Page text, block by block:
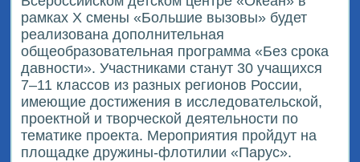
рамках X смены «Большие вызовы» будет
реализована дополнительная
общеобразовательная программа «Без срока
давности». Участниками станут 30 учащихся
7–11 классов из разных регионов России,
имеющие достижения в исследовательской,
проектной и творческой деятельности по
тематике проекта. Мероприятия пройдут на
площадке дружины-флотилии «Парус».